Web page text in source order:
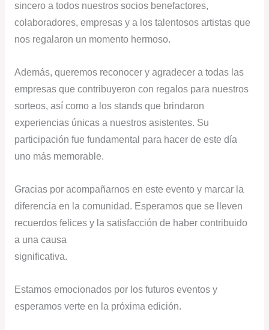
sincero a todos nuestros socios benefactores,
colaboradores, empresas y a los talentosos artistas que
nos regalaron un momento hermoso.
Además, queremos reconocer y agradecer a todas las
empresas que contribuyeron con regalos para nuestros
sorteos, así como a los stands que brindaron
experiencias únicas a nuestros asistentes. Su
participación fue fundamental para hacer de este día
uno más memorable.
Gracias por acompañarnos en este evento y marcar la
diferencia en la comunidad. Esperamos que se lleven
recuerdos felices y la satisfacción de haber contribuido
a una causa
significativa.
Estamos emocionados por los futuros eventos y
esperamos verte en la próxima edición.